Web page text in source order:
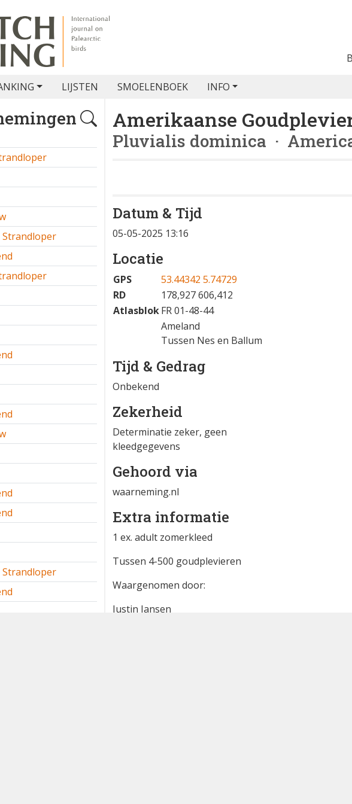
LIJSTEN SMOELENBOEK INFO
Amerikaanse
Pluvialis dominica ·
Datum & Tijd
05-05-2025 13:16
Locatie
GPS
53.44342 5.74729
RD
178,927 606,412
AtlasblokFR 01-48-44
Ameland
Tussen Nes en Ballum
Tijd & Gedrag
Onbekend
Zekerheid
Determinatie zeker, geen
kleedgegevens
Gehoord via
waarneming.nl
Extra informatie
1 ex. adult zomerkleed
Tussen 4-500 goudplevieren
Waargenomen door:
Justin Jansen